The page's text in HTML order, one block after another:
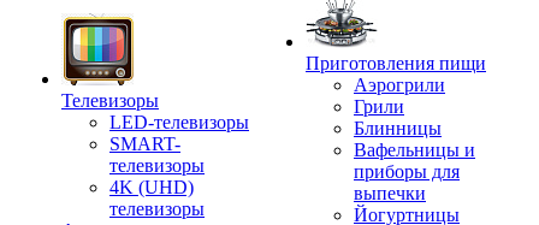
Телевизоры
LED-телевизоры
SMART-
телевизоры
4K (UHD)
телевизоры
Приготовления пищи
Аэрогрили
Грили
Блинницы
Вафельницы и
приборы для
выпечки
Йогуртницы